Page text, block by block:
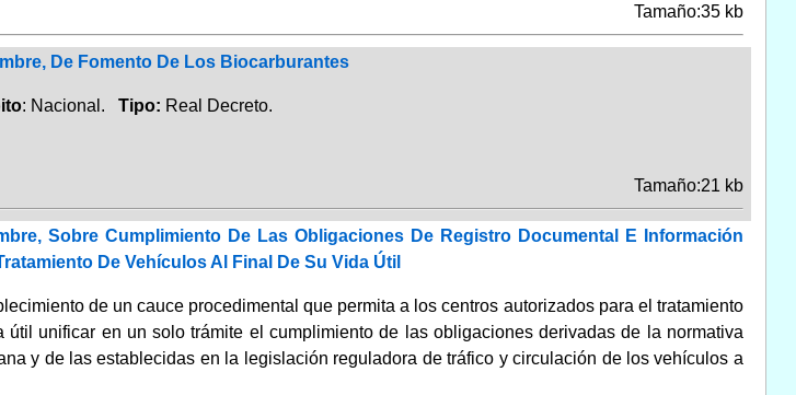
Tamaño:35 kb
De Fomento De Los Biocarburantes
: Nacional. Tipo: Real Decreto.
Tamaño:21 kb
Sobre Cumplimiento De Las Obligaciones De Registro Documental E Información
De Vehículos Al Final De Su Vida Útil
de un cauce procedimental que permita a los centros autorizados para el tratamiento
unificar en un solo trámite el cumplimiento de las obligaciones derivadas de la normativa
y de las establecidas en la legislación reguladora de tráfico y circulación de los vehículos a